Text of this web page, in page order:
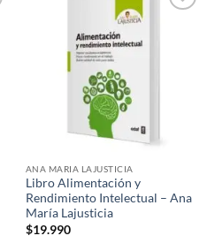
ANA MARIA LAJUSTICIA
Libro Alimentación y
Rendimiento Intelectual – Ana
María Lajusticia
$19.990